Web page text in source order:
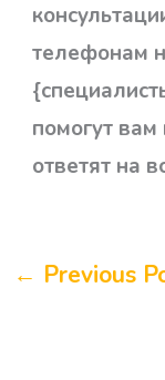
телефонам
помогут
ответят на
← Previous